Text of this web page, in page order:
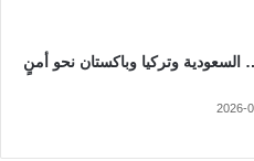
السعودية وتركيا وباكستان نحو أمنٍ
2026-